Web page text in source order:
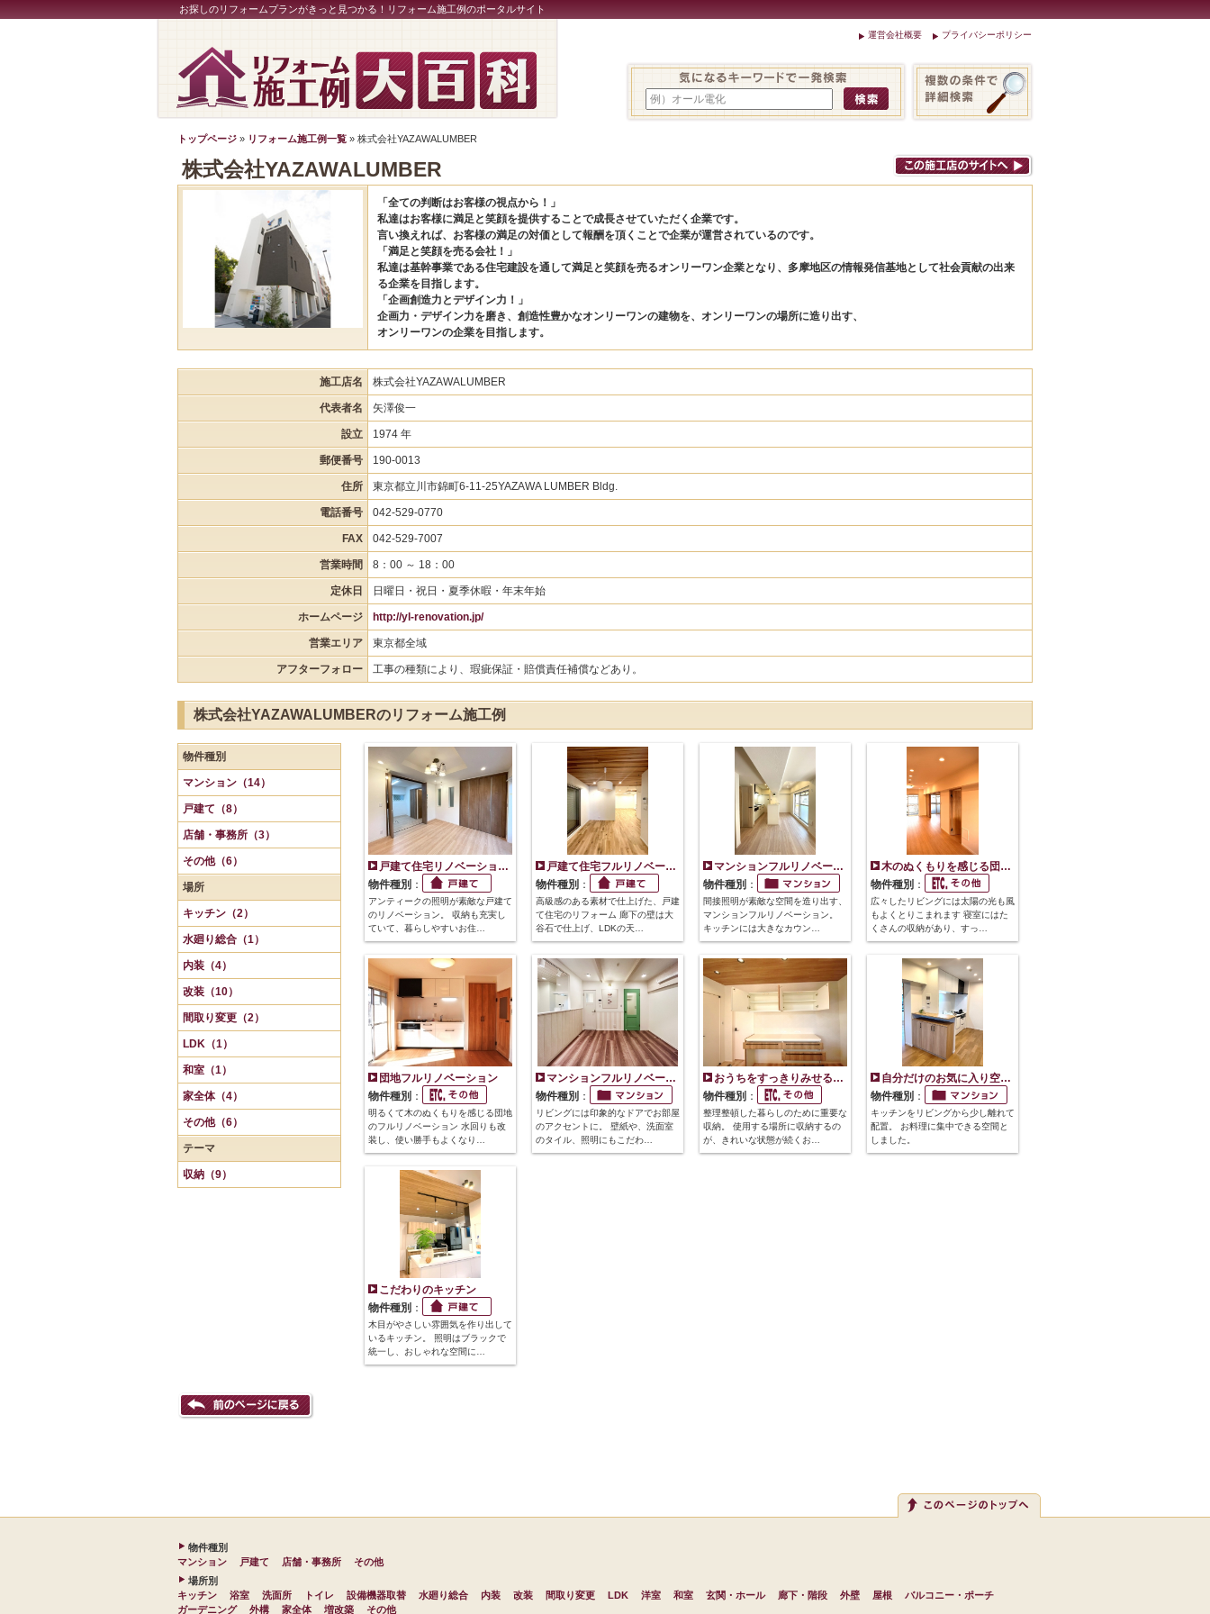
お探しのリフォームプランがきっと見つかる！リフォーム施工例のポータルサイト
運営会社概要 プライバシーポリシー
例）オール電化
トップページ » リフォーム施工例一覧 » 株式会社YAZAWALUMBER
株式会社YAZAWALUMBER
「全ての判断はお客様の視点から！」
私達はお客様に満足と笑顔を提供することで成長させていただく企業です。
言い換えれば、お客様の満足の対価として報酬を頂くことで企業が運営されているのです。
「満足と笑顔を売る会社！」
私達は基幹事業である住宅建設を通して満足と笑顔を売るオンリーワン企業となり、多摩地区の情報発信基地として社会貢献の出来
る企業を目指します。
「企画創造力とデザイン力！」
企画力・デザイン力を磨き、創造性豊かなオンリーワンの建物を、オンリーワンの場所に造り出す、
オンリーワンの企業を目指します。
施工店名 株式会社YAZAWALUMBER
代表者名 矢澤俊一
設立 1974 年
郵便番号 190-0013
住所 東京都立川市錦町6-11-25YAZAWA LUMBER Bldg.
電話番号 042-529-0770
FAX 042-529-7007
営業時間 8：00 ～ 18：00
定休日 日曜日・祝日・夏季休暇・年末年始
ホームページ http://yl-renovation.jp/
営業エリア 東京都全域
アフターフォロー 工事の種類により、瑕疵保証・賠償責任補償などあり。
株式会社YAZAWALUMBERのリフォーム施工例
物件種別
マンション（14）
戸建て（8）
店舗・事務所（3）
その他（6）
場所
キッチン（2）
水廻り総合（1）
内装（4）
改装（10）
間取り変更（2）
LDK（1）
和室（1）
家全体（4）
その他（6）
テーマ
収納（9）
戸建て住宅リノベーショ…
物件種別 ：
アンティークの照明が素敵な戸建て
のリノベーション。 収納も充実し
ていて、暮らしやすいお住…
戸建て住宅フルリノベー…
物件種別 ：
高級感のある素材で仕上げた、戸建
て住宅のリフォーム 廊下の壁は大
谷石で仕上げ、LDKの天…
マンションフルリノベー…
物件種別 ：
間接照明が素敵な空間を造り出す、
マンションフルリノベーション。
キッチンには大きなカウン…
木のぬくもりを感じる団…
物件種別 ：
広々したリビングには太陽の光も風
もよくとりこまれます 寝室にはた
くさんの収納があり、すっ…
団地フルリノベーション
物件種別 ：
明るくて木のぬくもりを感じる団地
のフルリノベーション 水回りも改
装し、使い勝手もよくなり…
マンションフルリノベー…
物件種別 ：
リビングには印象的なドアでお部屋
のアクセントに。 壁紙や、洗面室
のタイル、照明にもこだわ…
おうちをすっきりみせる…
物件種別 ：
整理整頓した暮らしのために重要な
収納。 使用する場所に収納するの
が、きれいな状態が続くお…
自分だけのお気に入り空…
物件種別 ：
キッチンをリビングから少し離れて
配置。 お料理に集中できる空間と
しました。
こだわりのキッチン
物件種別 ：
木目がやさしい雰囲気を作り出して
いるキッチン。 照明はブラックで
統一し、おしゃれな空間に…
物件種別
マンション
戸建て 店舗・事務所
その他
場所別
キッチン
浴室 洗面所 トイレ 設備機器取替 水廻り総合 内装 改装 間取り変更 LDK 洋室 和室 玄関・ホール 廊下・階段 外壁 屋根
バルコニー・ポーチ
ガーデニング
外構 家全体 増改築 その他